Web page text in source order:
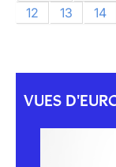
12
13 14
VUES